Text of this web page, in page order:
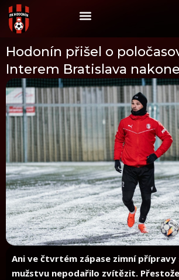
Skip
to
content
Hodonín přišel o
Interem Bratislava
Ani ve čtvrtém zápase zimní přípravy
mužstvu nepodařilo zvítězit.